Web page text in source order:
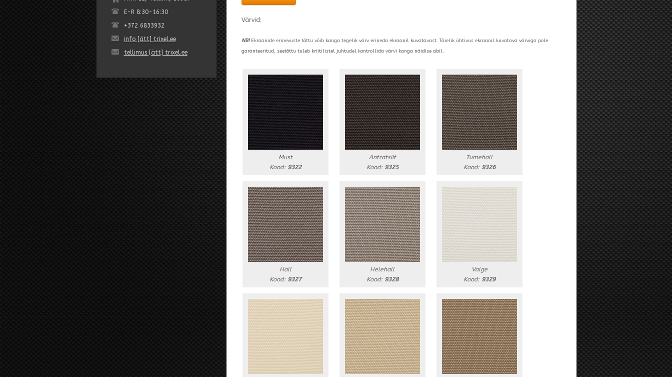
Värvid:
NB!Ekraanide erinevuste tõttu võib kanga tegelik värv erineda ekraanil kuvatavast. Täielik ühtivus ekraanil kuvatava värviga pole
garanteeritud, seetõttu tuleb kriitilistel juhtudel kontrollida värvi kanga näidise abil.
Must
Kood: 9322
Antratsiit
Kood: 9325
Tumehall
Kood: 9326
Hall
Kood: 9327
Helehall
Kood: 9328
Valge
Kood: 9329
E-R 8:30-16:30
+372 6833932
info [ätt] trixel.ee
tellimus [ätt] trixel.ee